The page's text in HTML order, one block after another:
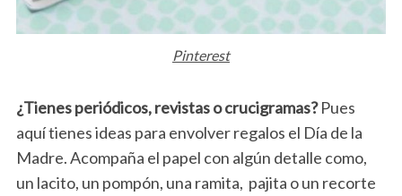
Pinterest
¿Tienes periódicos, revistas o crucigramas?Pues
aquí tienes ideas para envolver regalos el Día de la
Madre. Acompaña el papel con algún detalle como,
un lacito, un pompón, una ramita, pajita o un recorte
h